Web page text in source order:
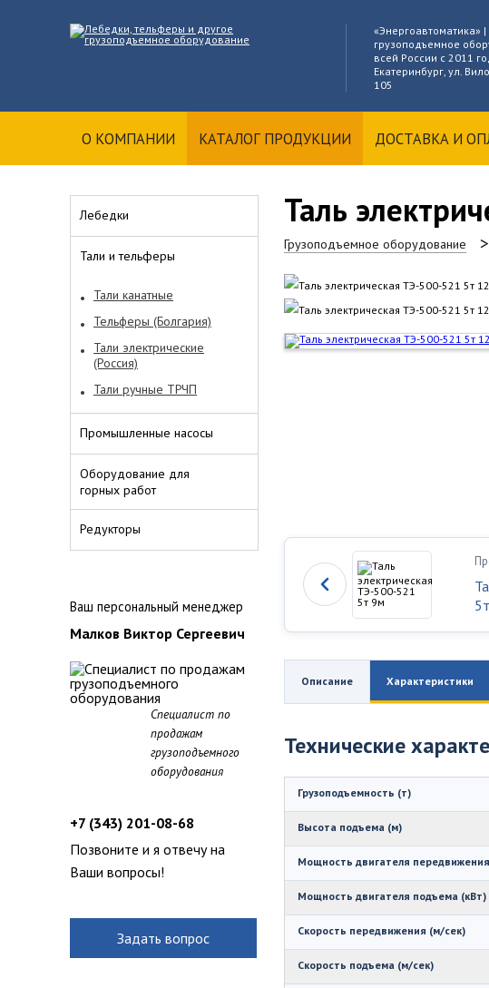
«Энергоавтоматика»
грузоподъемное
всей России с 2011
Екатеринбург, ул.
105
О КОМПАНИИ
КАТАЛОГ ПРОДУКЦИИ ДОСТАВКА И
Лебедки
Тали и тельферы
Тали канатные
Тельферы (Болгария)
Тали электрические
(Россия)
Тали ручные ТРЧП
Промышленные насосы
Оборудование для
горных работ
Редукторы
Ваш персональный менеджер
Малков Виктор Сергеевич
Специалист по
продажам
грузоподъемного
оборудования
+7 (343) 201-08-68
Позвоните и я отвечу на
Ваши вопросы!
Задать вопрос
Таль
Грузоподъемное оборудование
Описание Характеристики
Технические
Грузоподъемность (т)
Высота подъема (м)
Мощность двигателя
Мощность двигателя подъема (кВт)
Скорость передвижения (м/сек)
Скорость подъема (м/сек)